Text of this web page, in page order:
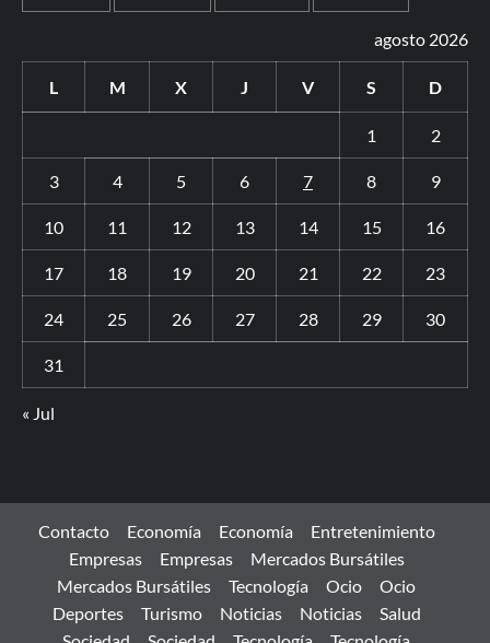
agosto 2026
L M X J V S D
1 2
3 4 5 6 7 8 9
10 11 12 13 14 15 16
17 18 19 20 21 22 23
24 25 26 27 28 29 30
31
« Jul
Contacto Economía Economía
Entretenimiento
Empresas
Empresas
Mercados Bursátiles
Mercados Bursátiles
Tecnología Ocio
Ocio
Deportes
Turismo Noticias Noticias
Salud